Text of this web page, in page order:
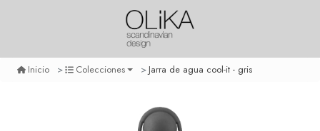
Inicio Colecciones Jarra de agua cool-it - gris